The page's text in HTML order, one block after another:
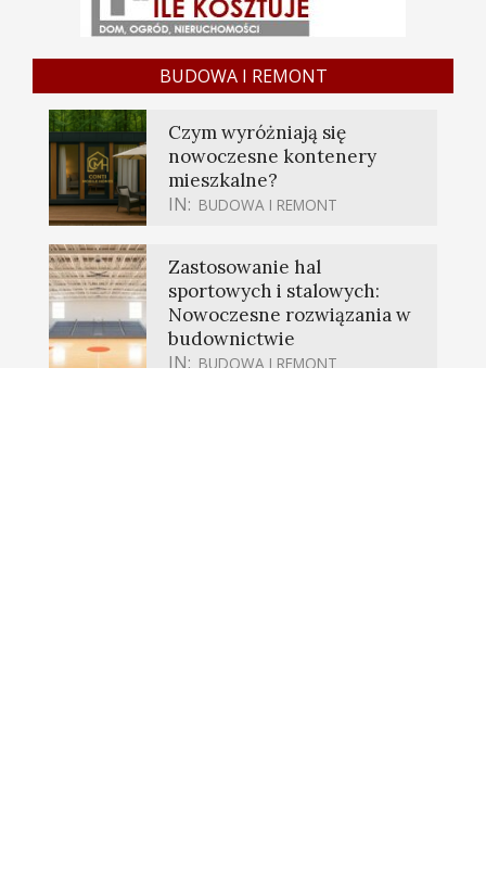
BUDOWA I REMONT
Czym wyróżniają się
nowoczesne kontenery
mieszkalne?
IN: BUDOWA I REMONT
Zastosowanie hal
sportowych i stalowych:
Nowoczesne rozwiązania w
budownictwie
IN: BUDOWA I REMONT